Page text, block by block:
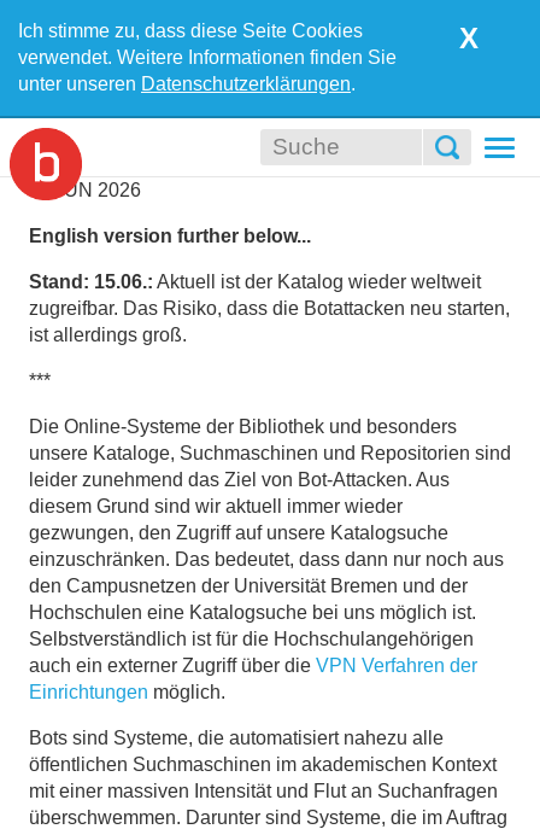
Ich stimme zu, dass diese Seite Cookies
verwendet. Weitere Informationen finden Sie
unter unseren Datenschutzerklärungen.
X
JUN 2026
English version further below...
Stand: 15.06.: Aktuell ist der Katalog wieder weltweit
zugreifbar. Das Risiko, dass die Botattacken neu starten,
ist allerdings groß.
***
Die Online-Systeme der Bibliothek und besonders
unsere Kataloge, Suchmaschinen und Repositorien sind
leider zunehmend das Ziel von Bot-Attacken. Aus
diesem Grund sind wir aktuell immer wieder
gezwungen, den Zugriff auf unsere Katalogsuche
einzuschränken. Das bedeutet, dass dann nur noch aus
den Campusnetzen der Universität Bremen und der
Hochschulen eine Katalogsuche bei uns möglich ist.
Selbstverständlich ist für die Hochschulangehörigen
auch ein externer Zugriff über die VPN Verfahren der
Einrichtungen möglich.
Bots sind Systeme, die automatisiert nahezu alle
öffentlichen Suchmaschinen im akademischen Kontext
mit einer massiven Intensität und Flut an Suchanfragen
überschwemmen. Darunter sind Systeme, die im Auftrag